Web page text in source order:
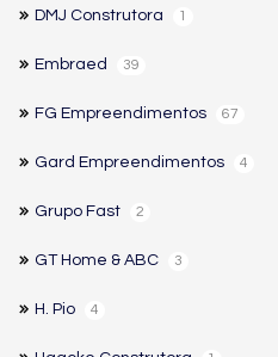
DMJ Construtora 1
Embraed 39
FG Empreendimentos 67
Gard Empreendimentos 4
Grupo Fast 2
GT Home & ABC 3
H. Pio 4